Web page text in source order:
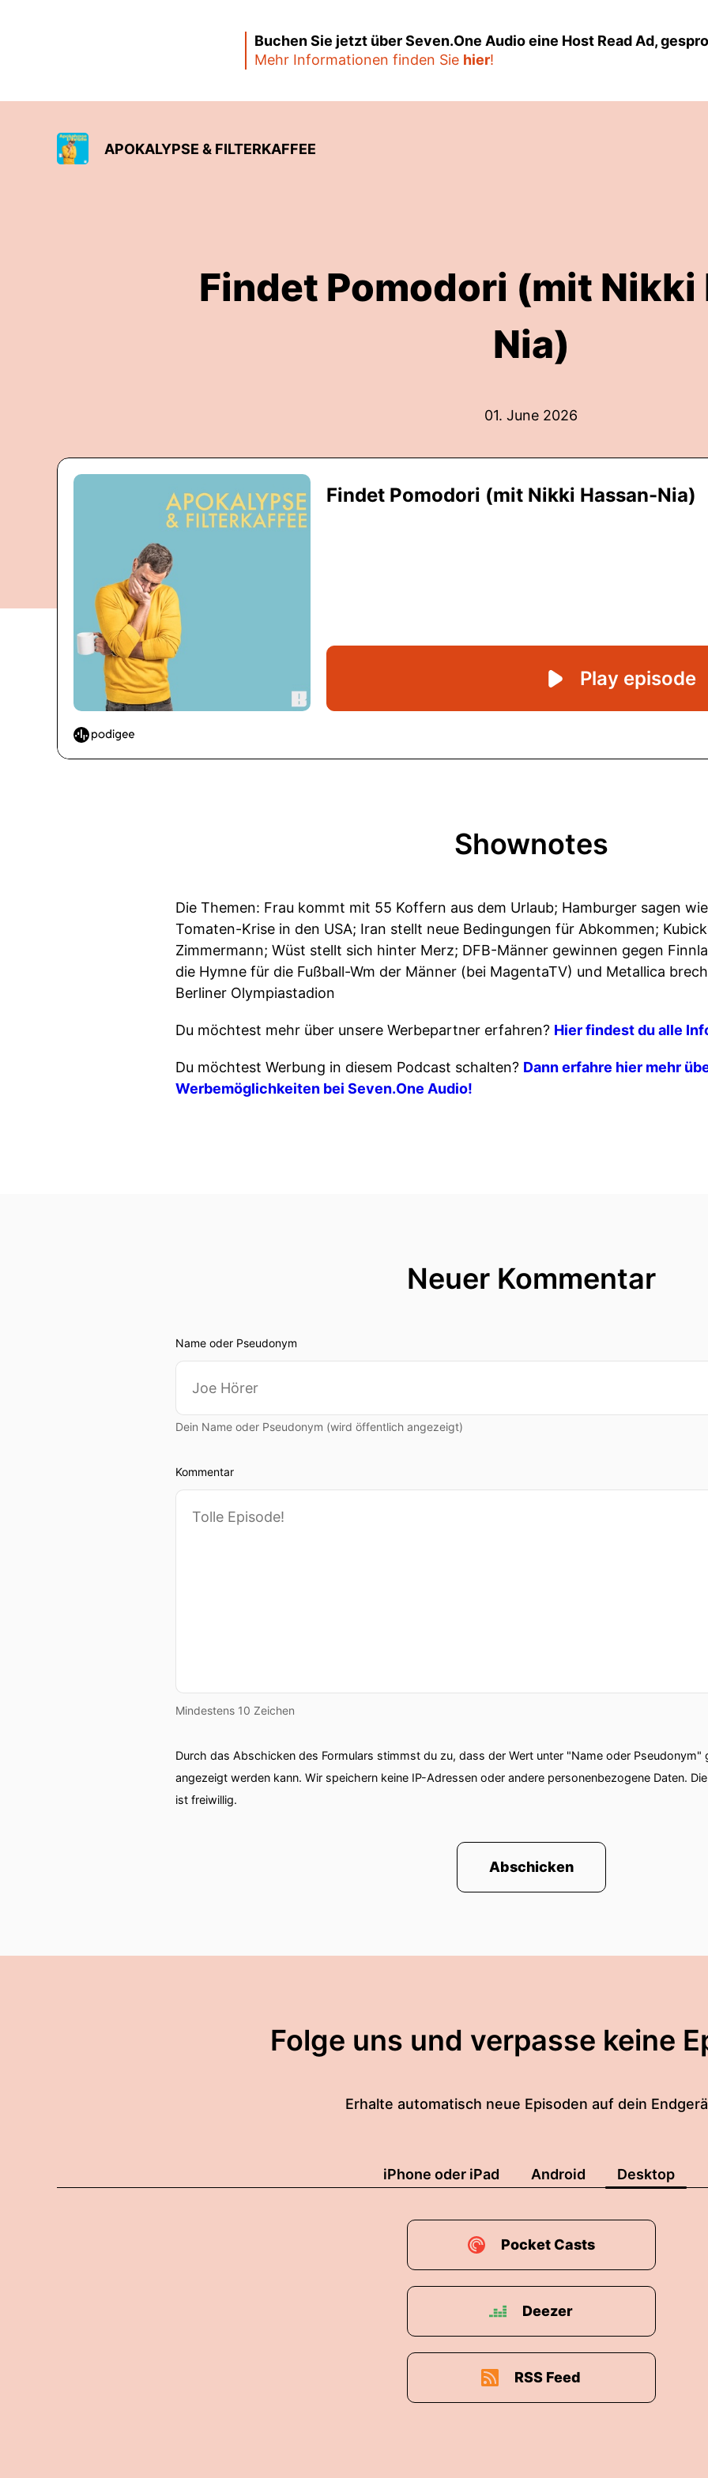
Buchen Sie jetzt über Seven.One Audio eine Host Read Ad,
Mehr Informationen finden Sie hier!
APOKALYPSE & FILTERKAFFEE
Findet Pomodori (mit Nikki
Nia)
01. June 2026
Shownotes
Die Themen: Frau kommt mit 55 Koffern aus dem Urlaub; Hamburger sagen
Tomaten-Krise in den USA; Iran stellt neue Bedingungen für Abkommen;
Zimmermann; Wüst stellt sich hinter Merz; DFB-Männer gewinnen gegen
die Hymne für die Fußball-Wm der Männer (bei MagentaTV) und Metallica
Berliner Olympiastadion
Du möchtest mehr über unsere Werbepartner erfahren? Hier findest du alle
Du möchtest Werbung in diesem Podcast schalten? Dann erfahre hier mehr
Werbemöglichkeiten bei Seven.One Audio!
Neuer Kommentar
Name oder Pseudonym
Dein Name oder Pseudonym (wird öffentlich angezeigt)
Kommentar
Mindestens 10 Zeichen
Durch das Abschicken des Formulars stimmst du zu, dass der Wert unter "Name oder
angezeigt werden kann. Wir speichern keine IP-Adressen oder andere personenbezogene Daten.
ist freiwillig.
Abschicken
Folge uns und verpasse keine
Erhalte automatisch neue Episoden auf dein
iPhone oder iPad Android Desktop
Pocket Casts
Deezer
RSS Feed